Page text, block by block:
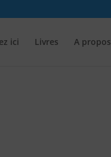
ici Livres A propos